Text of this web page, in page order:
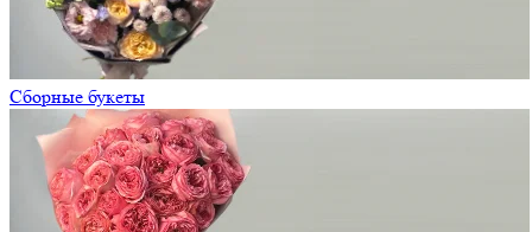
Сборные букеты